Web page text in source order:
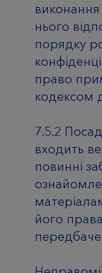
нього
порядку
право
кодексом
7.5.2
входить
повинні
його